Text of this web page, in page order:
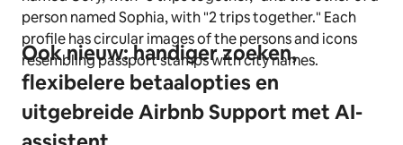
Ook nieuw: handiger zoeken,
flexibelere betaalopties en
uitgebreide Airbnb Support met AI-